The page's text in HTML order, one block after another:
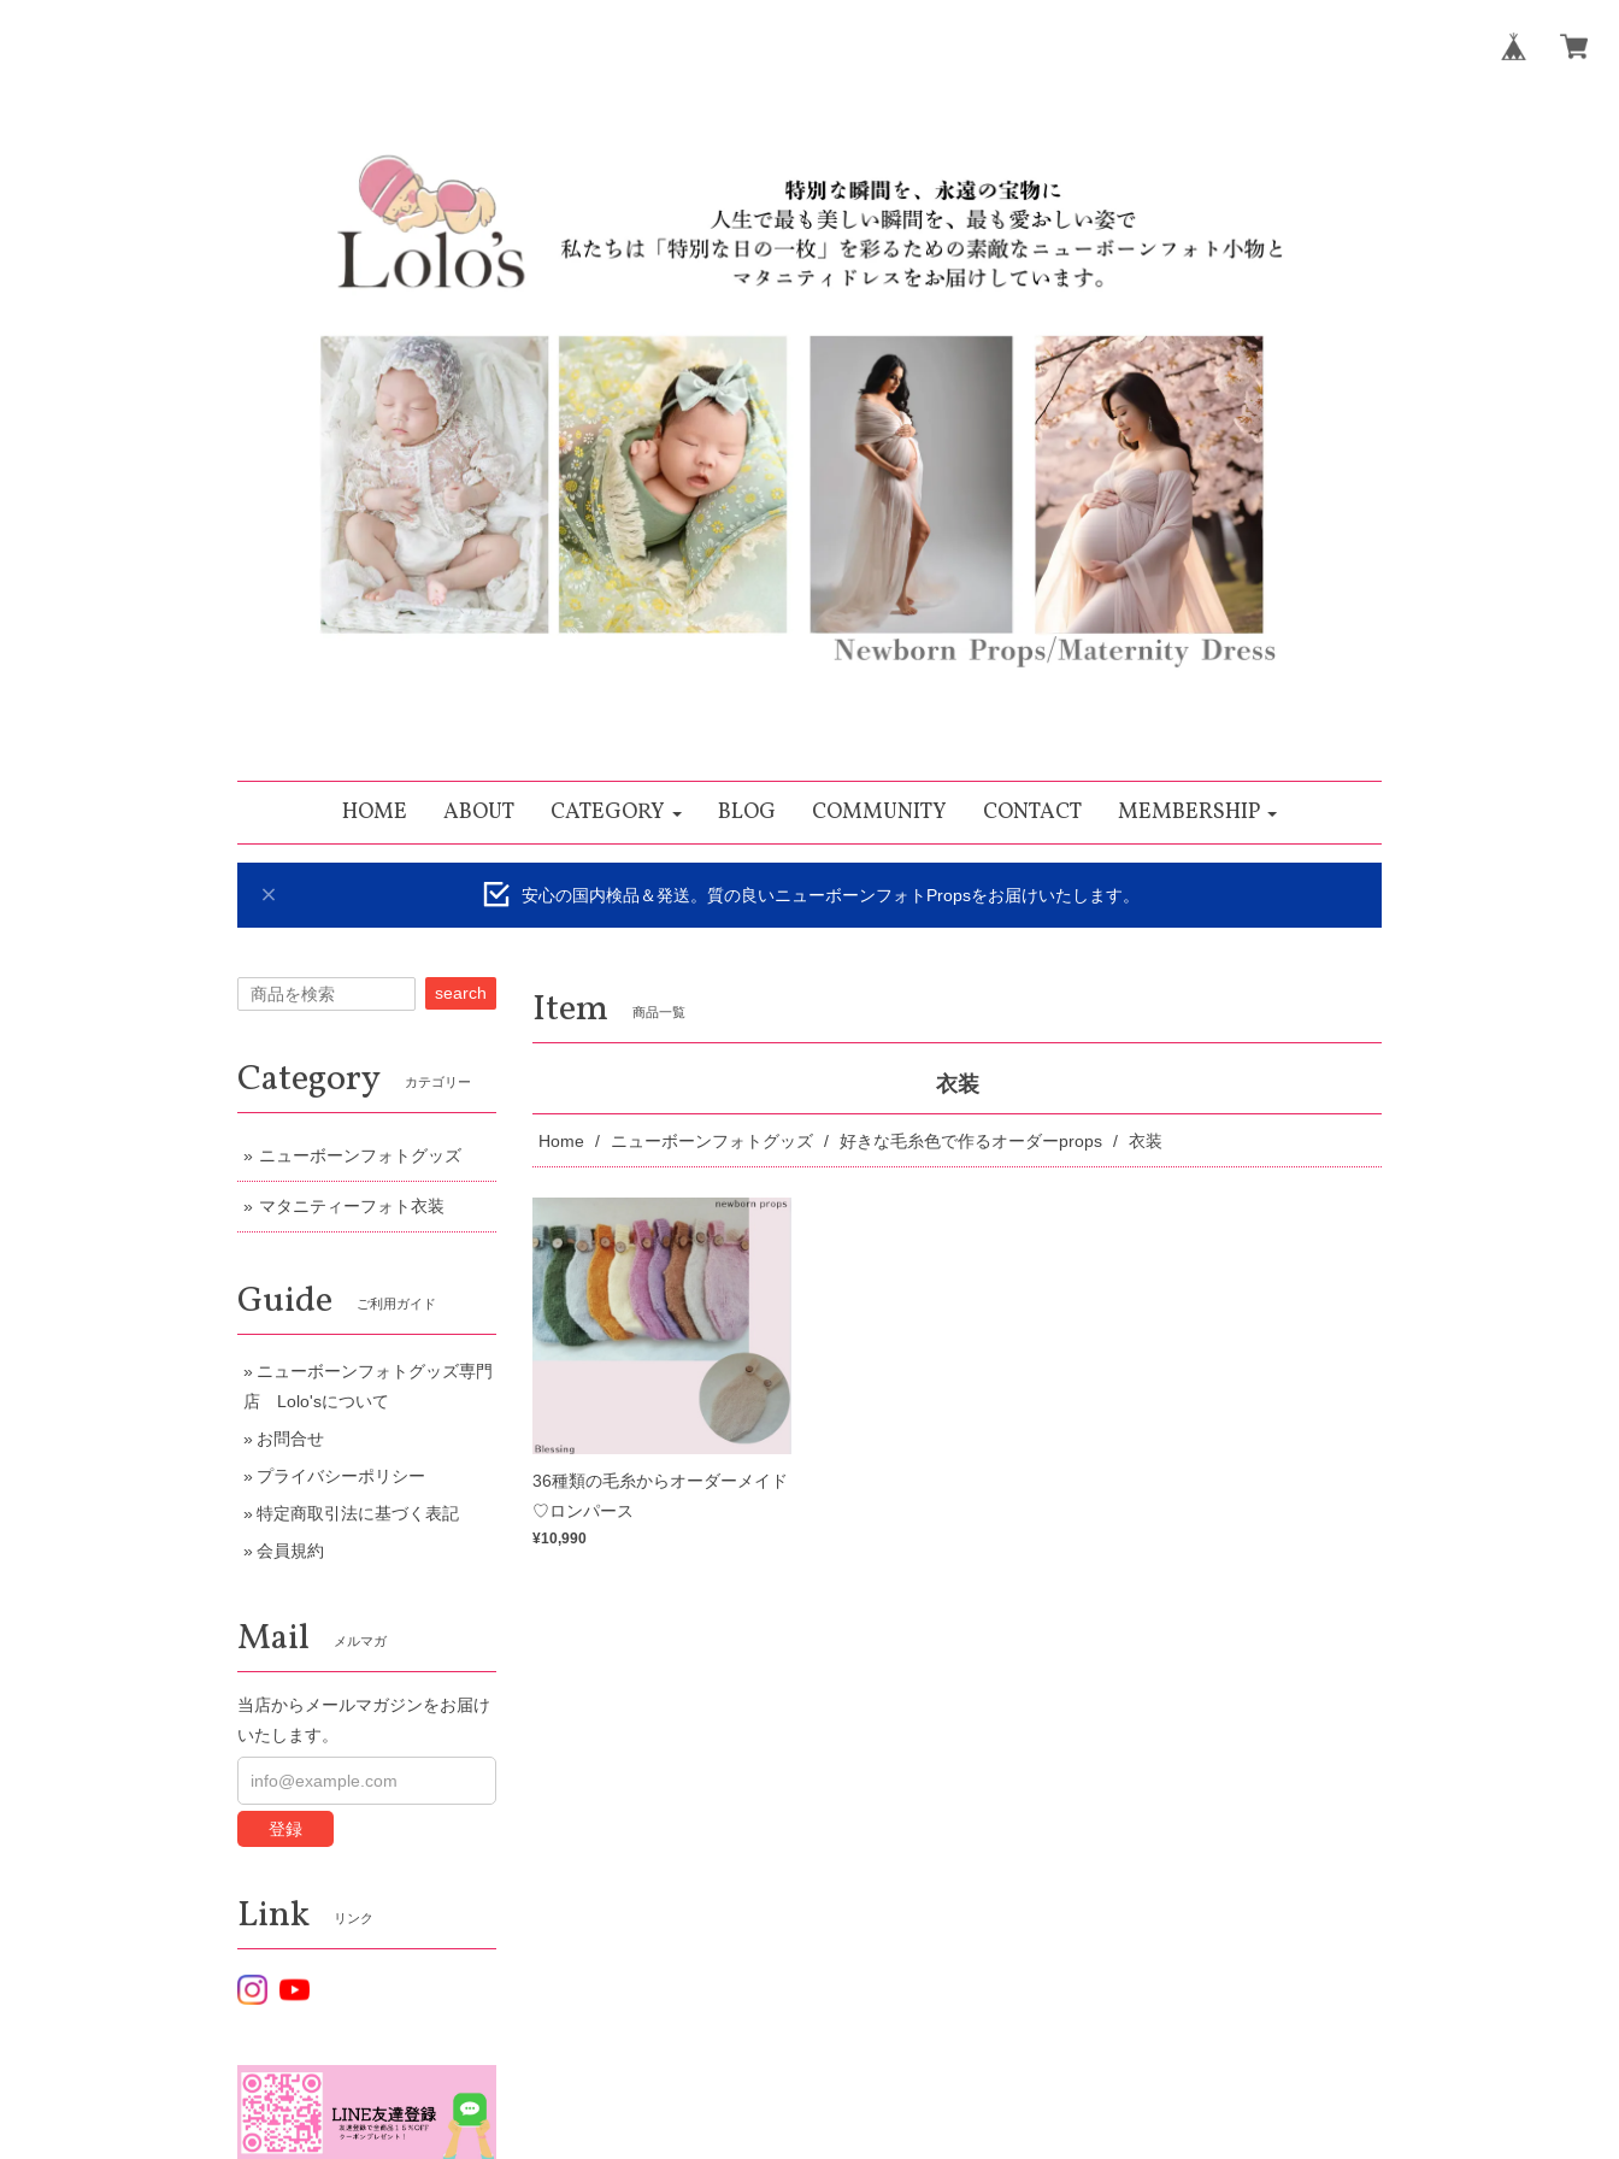
HOME ABOUT CATEGORY BLOG COMMUNITY CONTACT MEMBERSHIP
安心の国内検品＆発送。質の良いニューボーンフォトPropsをお届けいたします。
Item 商品一覧
衣装
Home ニューボーンフォトグッズ 好きな毛糸色で作るオーダーprops 衣装
36種類の毛糸からオーダーメイド
♡ロンパース
¥10,990
search
Category カテゴリー
ニューボーンフォトグッズ
マタニティーフォト衣装
Guide ご利用ガイド
ニューボーンフォトグッズ専門
店 Lolo'sについて
お問合せ
プライバシーポリシー
特定商取引法に基づく表記
会員規約
Mail メルマガ
当店からメールマガジンをお届け
いたします。
登録
Link リンク